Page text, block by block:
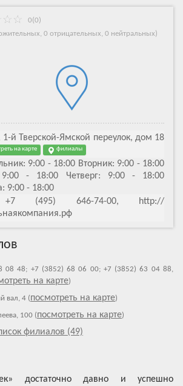
0(0)
, 0 отрицательных, 0 нейтральных)
1-й Тверской-Ямской переулок, дом 18
на карте филиалы
9:00 - 18:00 Вторник: 9:00 - 18:00
- 18:00 Четверг: 9:00 - 18:00
9:00 - 18:00
(495) 646-74-00, http://
08 48; +7 (3852) 68 06 00; +7 (3852) 63 04 88,
на карте)
вал, 4 (посмотреть на карте)
100 (посмотреть на карте)
филиалов (49)
достаточно давно и успешно